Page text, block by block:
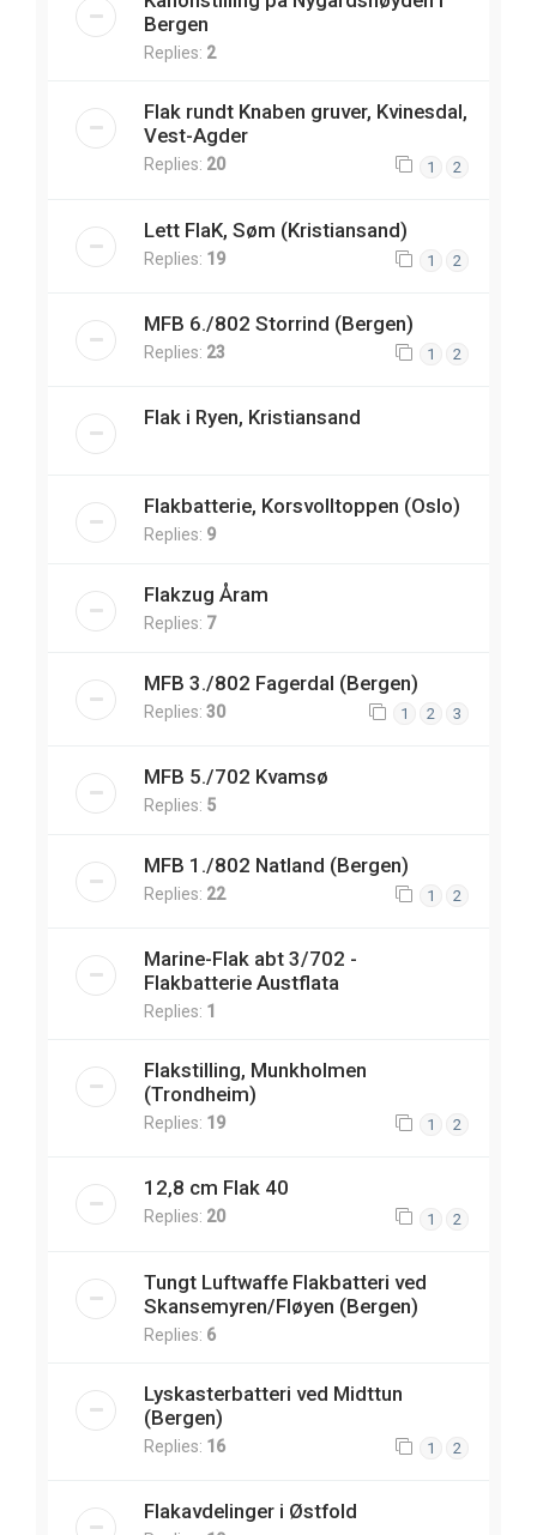
Bergen
Replies: 2
Flak rundt Knaben gruver, Kvinesdal,
Vest-Agder
Replies: 20 1 2
Lett FlaK, Søm (Kristiansand)
Replies: 19 1 2
MFB 6./802 Storrind (Bergen)
Replies: 23 1 2
Flak i Ryen, Kristiansand
Flakbatterie, Korsvolltoppen (Oslo)
Replies: 9
Flakzug Åram
Replies: 7
MFB 3./802 Fagerdal (Bergen)
Replies: 30 1 2 3
MFB 5./702 Kvamsø
Replies: 5
MFB 1./802 Natland (Bergen)
Replies: 22 1 2
Marine-Flak abt 3/702 -
Flakbatterie Austflata
Replies: 1
Flakstilling, Munkholmen
(Trondheim)
Replies: 19 1 2
12,8 cm Flak 40
Replies: 20 1 2
Tungt Luftwaffe Flakbatteri ved
Skansemyren/Fløyen (Bergen)
Replies: 6
Lyskasterbatteri ved Midttun
(Bergen)
Replies: 16 1 2
Flakavdelinger i Østfold